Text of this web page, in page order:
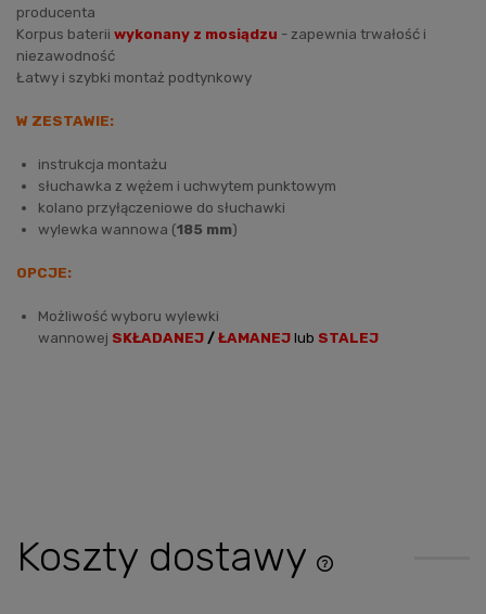
producenta
Korpus baterii wykonany z mosiądzu - zapewnia trwałość i
niezawodność
Łatwy i szybki montaż podtynkowy
W ZESTAWIE:
instrukcja montażu
słuchawka z wężem i uchwytem punktowym
kolano przyłączeniowe do słuchawki
wylewka wannowa (185 mm)
OPCJE:
Możliwość wyboru wylewki
wannowej SKŁADANEJ / ŁAMANEJ lub STALEJ
Koszty dostawy
Cena nie zawiera
płatności